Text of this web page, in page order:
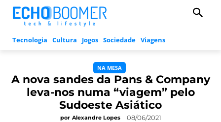
Tecnologia Cultura Jogos Sociedade Viagens
NA MESA
A nova sandes da Pans & Company
leva-nos numa “viagem” pelo
Sudoeste Asiático
por Alexandre Lopes 08/06/2021